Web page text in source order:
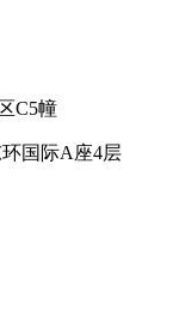
C5幢
国际A座4层